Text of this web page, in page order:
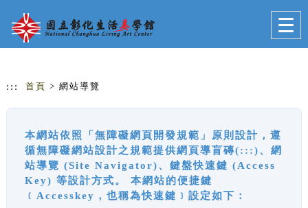
::: 首頁 > 網站導覽
本網站依照「無障礙網頁開發規範」原則設計，遵
循無障礙網站設計之規範提供網頁導盲磚(:::)、網
站導覽 (Site Navigator)、鍵盤快速鍵 (Access
Key) 等設計方式。 本網站的便捷鍵
﹝Accesskey，也稱為快速鍵﹞設定如下：